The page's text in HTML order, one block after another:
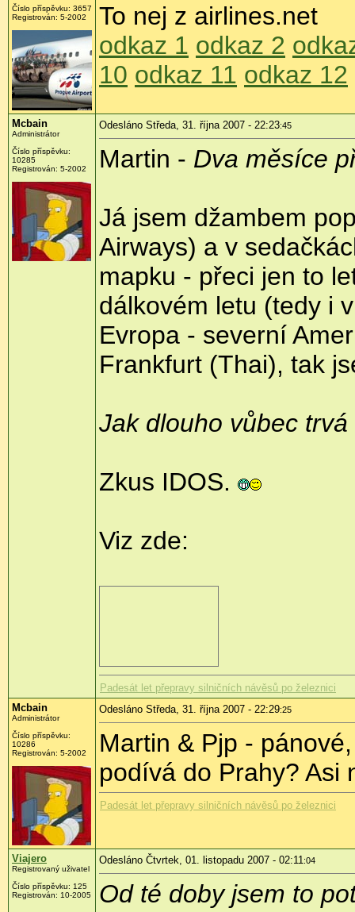
Číslo příspěvku: 3657
Registrován: 5-2002
To nej z airlines.net
odkaz 1 odkaz 2
10 odkaz 11 odkaz 12
Mcbain
Administrátor
Číslo příspěvku:
10285
Registrován: 5-2002
Odesláno Středa, 31. října 2007 - 22:23:45
Martin - Dva měsíce
Já jsem džambem
Airways) a v
mapku - přeci jen to
dálkovém letu (tedy i
Evropa - severní
Frankfurt (Thai), tak
Jak dlouho vůbec
Zkus IDOS.
Viz zde:
Padesát let přepravy silničních návěsů po železnici
Mcbain
Administrátor
Číslo příspěvku:
10286
Registrován: 5-2002
Odesláno Středa, 31. října 2007 - 22:29:25
Martin & Pjp -
podívá do Prahy? Asi
Padesát let přepravy silničních návěsů po železnici
Viajero
Registrovaný uživatel
Číslo příspěvku: 125
Registrován: 10-2005
Odesláno Čtvrtek, 01. listopadu 2007 - 02:11 :04
Od té doby jsem to